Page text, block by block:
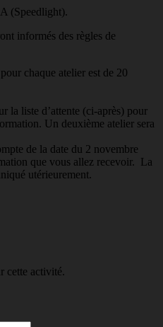
(Speedlight).
informés des règles de
chaque atelier est de 20
la liste d’attente (ci-après) pour
Un deuxième atelier sera
de la date du 2 novembre
que vous allez recevoir. La
utérieurement.
cette activité.